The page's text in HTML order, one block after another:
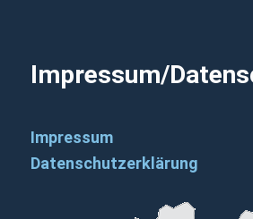
Impressum/
Impressum
Datenschutzerklärung